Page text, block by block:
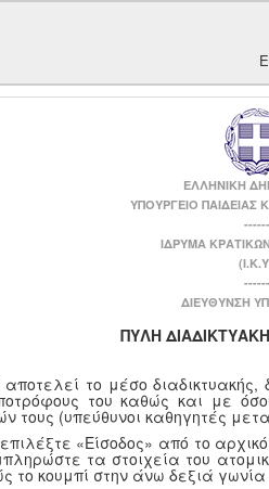
ΕΛΛΗΝΙΚΗ
ΥΠΟΥΡΓΕΙΟ ΠΑΙΔΕΙΑΣ
------
ΙΔΡΥΜΑ
------
ΔΙΕΥΘΥΝΣΗ
ΠΥΛΗ
το μέσο διαδικτυακής,
του καθώς και με
τους (υπεύθυνοι καθηγητές
«Είσοδος» από το
τα στοιχεία του
το κουμπί στην άνω δεξιά